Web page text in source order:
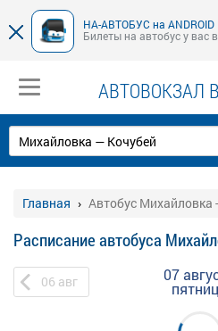
НА-АВТОБУС на ANDROID
Билеты на автобус у вас
АВТОВОКЗАЛ
Главная Автобус Михайловка
Расписание автобуса
06 авг 07